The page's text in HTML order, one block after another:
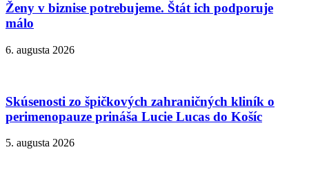
Ženy v biznise potrebujeme. Štát ich podporuje
málo
6. augusta 2026
Skúsenosti zo špičkových zahraničných kliník o
perimenopauze prináša Lucie Lucas do Košíc
5. augusta 2026